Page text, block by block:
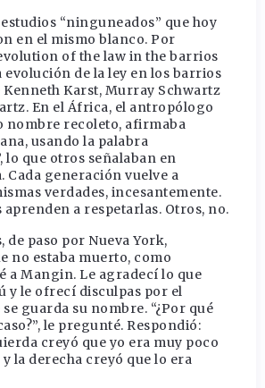
estudios “ninguneados” que hoy
en el mismo blanco. Por
of the law in the barrios
evolución de la ley en los barrios
Kenneth Karst, Murray Schwartz
En el África, el antropólogo
nombre recoleto, afirmaba
usando la palabra
lo que otros señalaban en
Cada generación vuelve a
verdades, incesantemente.
aprenden a respetarlas. Otros, no.
de paso por Nueva York,
no estaba muerto, como
a Mangin. Le agradecí lo que
y le ofrecí disculpas por el
guarda su nombre. “¿Por qué
le pregunté. Respondió:
creyó que yo era muy poco
la derecha creyó que lo era